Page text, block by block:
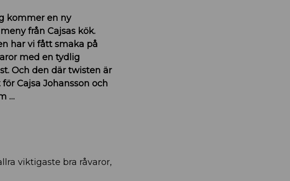
kommer en ny
från Cajsas kök.
har vi fått smaka på
med en tydlig
Och den där twisten är
Cajsa Johansson och
…
viktigaste bra råvaror,